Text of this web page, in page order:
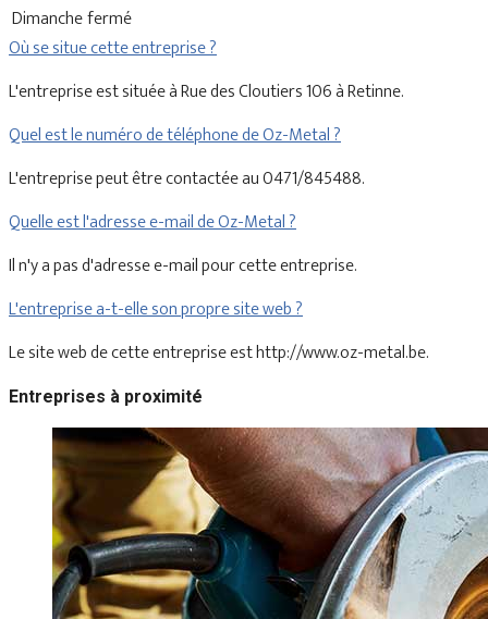
Dimanchefermé
Où se situe cette entreprise ?
L'entreprise est située à Rue des Cloutiers 106 à Retinne.
Quel est le numéro de téléphone de Oz-Metal ?
L'entreprise peut être contactée au 0471/845488.
Quelle est l'adresse e-mail de Oz-Metal ?
Il n'y a pas d'adresse e-mail pour cette entreprise.
L'entreprise a-t-elle son propre site web ?
Le site web de cette entreprise est http://www.oz-metal.be.
Entreprises à proximité